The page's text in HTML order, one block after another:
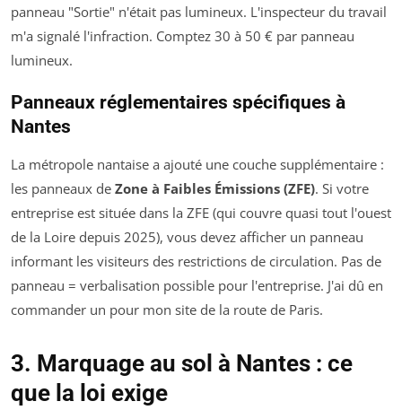
panneau "Sortie" n'était pas lumineux. L'inspecteur du travail
m'a signalé l'infraction. Comptez 30 à 50 € par panneau
lumineux.
Panneaux réglementaires spécifiques à
Nantes
La métropole nantaise a ajouté une couche supplémentaire :
les panneaux de Zone à Faibles Émissions (ZFE). Si votre
entreprise est située dans la ZFE (qui couvre quasi tout l'ouest
de la Loire depuis 2025), vous devez afficher un panneau
informant les visiteurs des restrictions de circulation. Pas de
panneau = verbalisation possible pour l'entreprise. J'ai dû en
commander un pour mon site de la route de Paris.
3. Marquage au sol à Nantes : ce
que la loi exige